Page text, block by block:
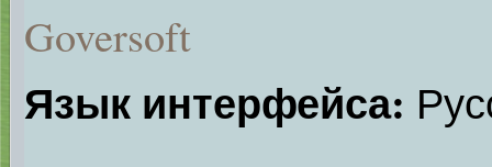
Goversoft
Язык интерфейса: